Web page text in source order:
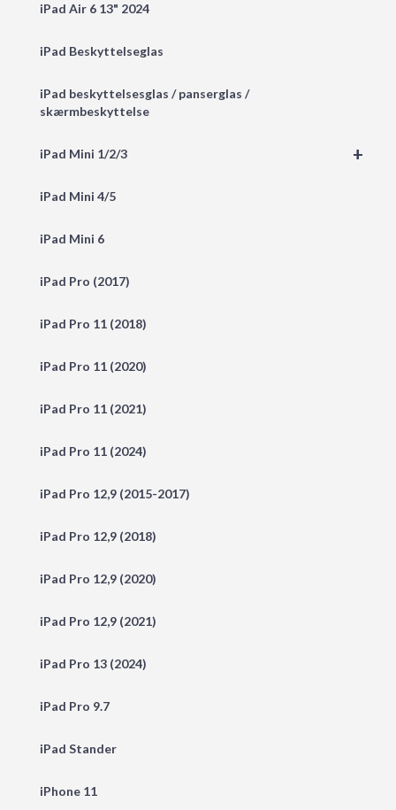
iPad Air 6 13" 2024
iPad Beskyttelseglas
iPad beskyttelsesglas / panserglas /
skærmbeskyttelse
+
iPad Mini 1/2/3
iPad Mini 4/5
iPad Mini 6
iPad Pro (2017)
iPad Pro 11 (2018)
iPad Pro 11 (2020)
iPad Pro 11 (2021)
iPad Pro 11 (2024)
iPad Pro 12,9 (2015-2017)
iPad Pro 12,9 (2018)
iPad Pro 12,9 (2020)
iPad Pro 12,9 (2021)
iPad Pro 13 (2024)
iPad Pro 9.7
iPad Stander
iPhone 11